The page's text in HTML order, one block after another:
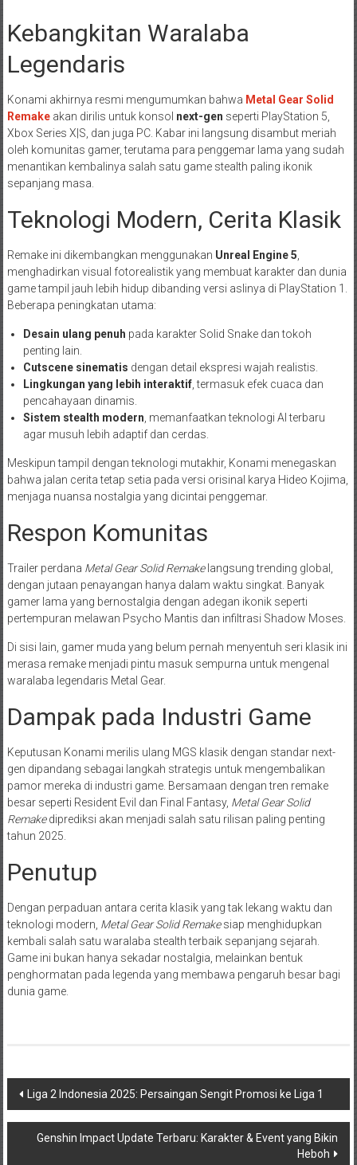
Kebangkitan Waralaba
Legendaris
Konami akhirnya resmi mengumumkan bahwa Metal Gear Solid
Remakeakan dirilis untuk konsol next-gen seperti PlayStation 5,
Xbox Series X|S, dan juga PC. Kabar ini langsung disambut meriah
oleh komunitas gamer, terutama para penggemar lama yang sudah
menantikan kembalinya salah satu game stealth paling ikonik
sepanjang masa.
Teknologi Modern, Cerita Klasik
Remake ini dikembangkan menggunakan Unreal Engine 5
menghadirkan visual fotorealistik yang membuat karakter dan dunia
game tampil jauh lebih hidup dibanding versi aslinya di PlayStation 1.
Beberapa peningkatan utama:
Desain ulang penuh pada karakter Solid Snake dan tokoh
penting lain.
Cutscene sinematis dengan detail ekspresi wajah realistis.
Lingkungan yang lebih interaktif, termasuk efek cuaca dan
pencahayaan dinamis.
Sistem stealth modern , memanfaatkan teknologi AI terbaru
agar musuh lebih adaptif dan cerdas.
Meskipun tampil dengan teknologi mutakhir, Konami menegaskan
bahwa jalan cerita tetap setia pada versi orisinal karya Hideo Kojima,
menjaga nuansa nostalgia yang dicintai penggemar.
Respon Komunitas
Trailer perdana Metal Gear Solid Remakelangsung trending global,
dengan jutaan penayangan hanya dalam waktu singkat. Banyak
gamer lama yang bernostalgia dengan adegan ikonik seperti
pertempuran melawan Psycho Mantis dan infiltrasi Shadow Moses.
Di sisi lain, gamer muda yang belum pernah menyentuh seri klasik ini
merasa remake menjadi pintu masuk sempurna untuk mengenal
waralaba legendaris Metal Gear.
Dampak pada Industri Game
Keputusan Konami merilis ulang MGS klasik dengan standar next-
gen dipandang sebagai langkah strategis untuk mengembalikan
pamor mereka di industri game. Bersamaan dengan tren remake
besar seperti Resident Evil dan Final Fantasy, Metal Gear Solid
Remakediprediksi akan menjadi salah satu rilisan paling penting
tahun 2025.
Penutup
Dengan perpaduan antara cerita klasik yang tak lekang waktu dan
teknologi modern, Metal Gear Solid Remakesiap menghidupkan
kembali salah satu waralaba stealth terbaik sepanjang sejarah.
Game ini bukan hanya sekadar nostalgia, melainkan bentuk
penghormatan pada legenda yang membawa pengaruh besar bagi
dunia game.
Navigasi
pos
Liga 2 Indonesia 2025: Persaingan Sengit Promosi ke Liga 1
Genshin Impact Update Terbaru: Karakter & Event yang Bikin
Heboh